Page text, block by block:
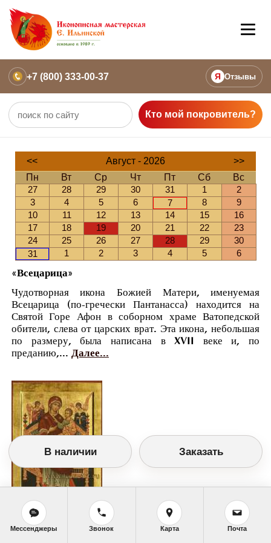
+7 (800) 333-00-37 Я Отзывы
Кто мой покровитель?
<< Август - 2026
>>
Пн
Вт Ср Чт Пт Сб
Вс
27
28 29 30 31 1
2
3
4 5 6 7 8
9
10
11 12 13 14 15
16
17
18 19 20 21 22
23
24
25 26 27 28 29
30
31
1 2 3 4 5 6
«Всецарица»
Чудотворная икона Божией Матери, именуемая
Всецарица (по-гречески Пантанасса) находится на
Святой Горе Афон в соборном храме Ватопедской
обители, слева от царских врат. Эта икона, небольшая
по размеру, была написана в XVII веке и, по
преданию,... Далее...
Православный календарь
<<Понедельник, 31 Августа (18 Августа по
В наличии Заказать
Мессенджеры Звонок Карта Почта